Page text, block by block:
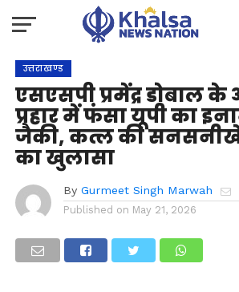
उत्तराखण्ड
एसएसपी प्रमेंद्र डोबाल
प्रहार में फंसा यूपी का
जैकी, कत्ल की
का खुलासा
By Gurmeet Singh Marwah
Published on May 21, 2026